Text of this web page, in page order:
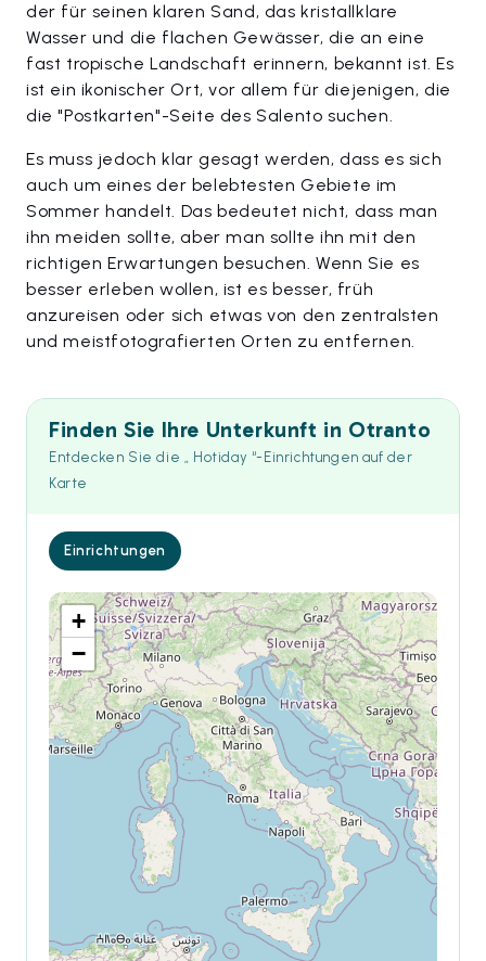
der für seinen klaren Sand, das kristallklare
Wasser und die flachen Gewässer, die an eine
fast tropische Landschaft erinnern, bekannt ist. Es
ist ein ikonischer Ort, vor allem für diejenigen, die
die "Postkarten"-Seite des Salento suchen.
Es muss jedoch klar gesagt werden, dass es sich
auch um eines der belebtesten Gebiete im
Sommer handelt. Das bedeutet nicht, dass man
ihn meiden sollte, aber man sollte ihn mit den
richtigen Erwartungen besuchen. Wenn Sie es
besser erleben wollen, ist es besser, früh
anzureisen oder sich etwas von den zentralsten
und meistfotografierten Orten zu entfernen.
Finden Sie Ihre Unterkunft in Otranto
Entdecken Sie die „ Hotiday “-Einrichtungen auf der
Karte
Einrichtungen
+
−